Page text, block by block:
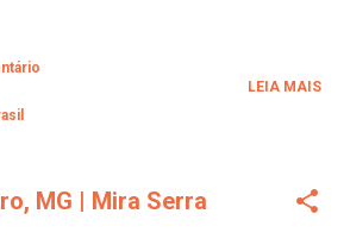
LEIA MAIS
MG | Mira Serra